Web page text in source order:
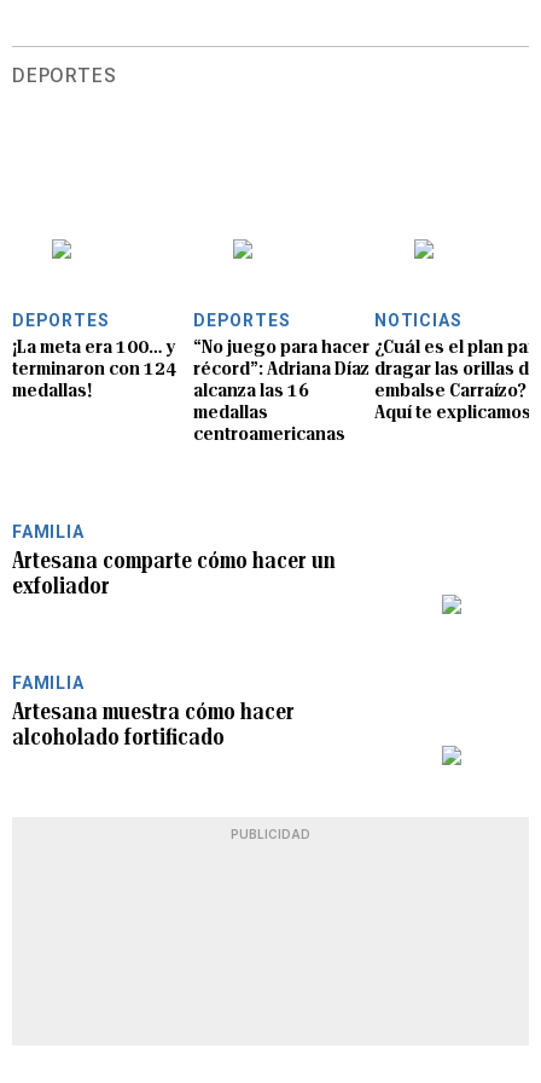
DEPORTES
DEPORTES
¡La meta era 100… y
terminaron con 124
medallas!
DEPORTES
“No juego para hacer
récord”: Adriana Díaz
alcanza las 16
medallas
centroamericanas
NOTICIAS
¿Cuál es el plan
dragar las orillas
embalse Carraízo?
Aquí te explicamos
FAMILIA
Artesana comparte cómo hacer un
exfoliador
FAMILIA
Artesana muestra cómo hacer
alcoholado fortificado
PUBLICIDAD